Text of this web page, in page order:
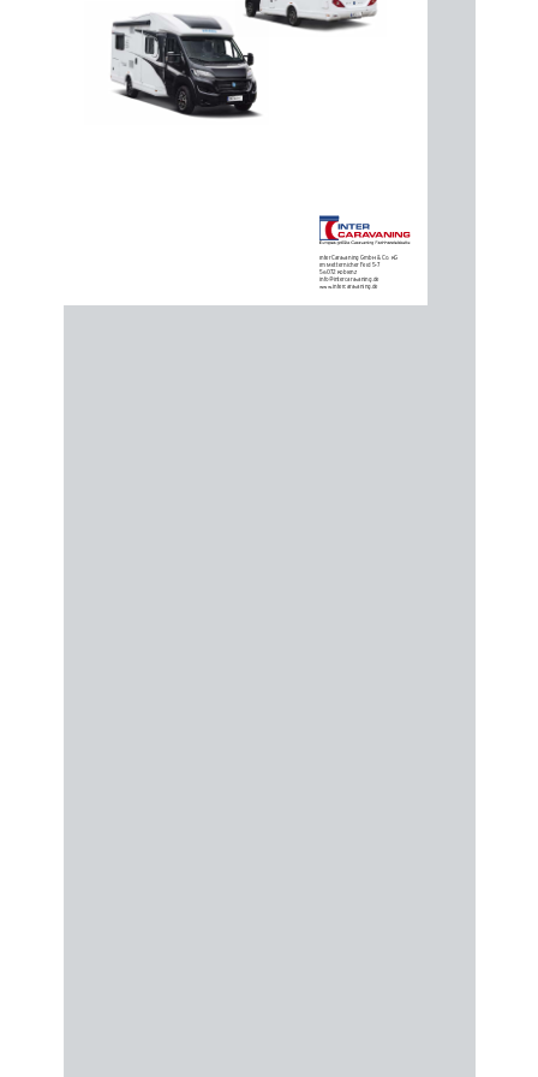
InterCaravaning GmbH & Co. KG
Im Metternicher Feld 5–7
56072 Koblenz
info@intercaravaning.de
www.intercaravaning.de